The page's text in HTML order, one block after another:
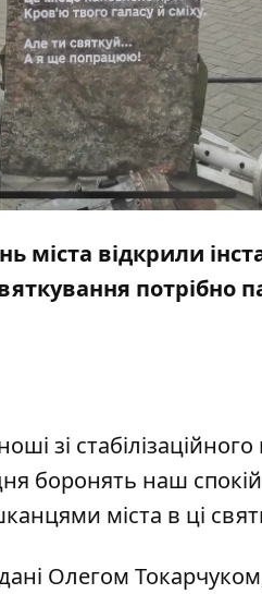
міста відкрили
потрібно
зі
боронять наш спокій
міста в ці
Олегом